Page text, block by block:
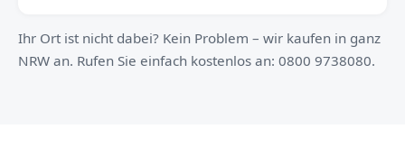
Ihr Ort ist nicht dabei? Kein Problem – wir kaufen in ganz
NRW an. Rufen Sie einfach kostenlos an: 0800 9738080.